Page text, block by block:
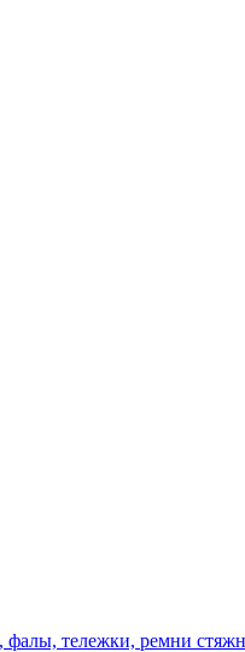
фалы, тележки, ремни